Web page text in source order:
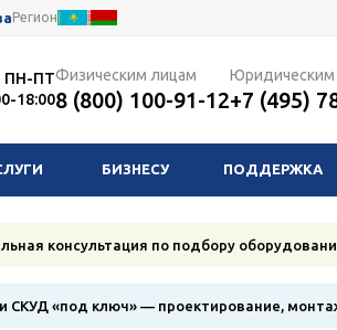
Регион
ПН-ПТ
18:00
Физическим лицам
8 (800) 100-91-12
Юридическим
+7 (495)
БИЗНЕСУ ПОДДЕРЖКА
консультация по подбору
СКУД «под ключ» — проектирование,